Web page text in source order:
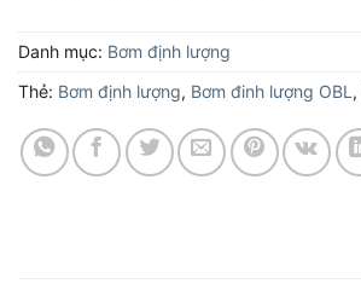
Danh mục: Bơm định lượng
Thẻ: Bơm định lượng, Bơm đinh lượng OBL ,